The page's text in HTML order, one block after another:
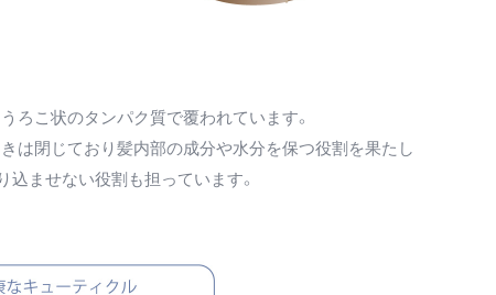
ろこ状のタンパク質で覆われています。
きは閉じており髪内部の成分や水分を保つ役割を果たし
込ませない役割も担っています。